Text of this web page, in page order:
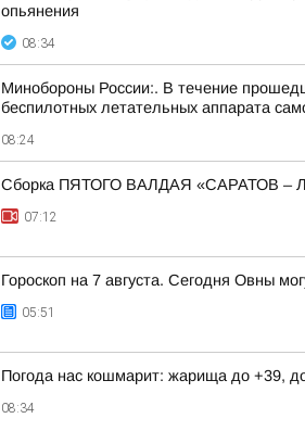
опьянения
08:34
Минобороны России:. В течение
беспилотных летательных аппарата
08:24
Сборка ПЯТОГО ВАЛДАЯ «САРАТОВ –
07:12
Гороскоп на 7 августа. Сегодня Овны
05:51
Погода нас кошмарит: жарища до +39,
08:34